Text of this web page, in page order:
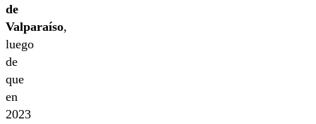
de
Valparaíso,
luego
de
que
en
2023